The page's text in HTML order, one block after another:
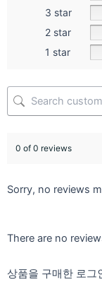
3 star
2 star
1 star
0 of 0 reviews
Sorry, no reviews
There are no
상품을 구매한 로그